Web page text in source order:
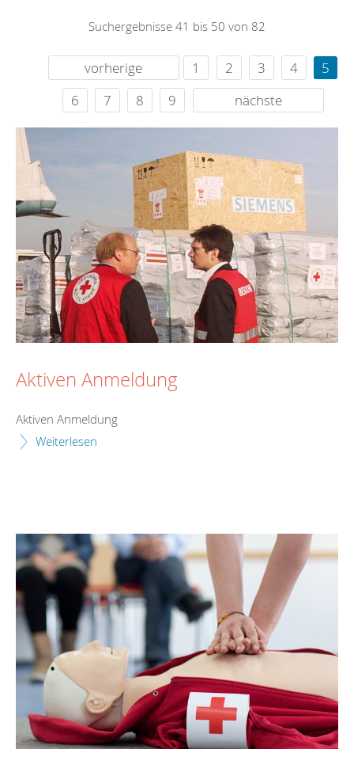
Suchergebnisse 41 bis 50 von 82
vorherige 1 2 3 4
5
6
7 8 9 nächste
Aktiven Anmeldung
Aktiven Anmeldung
Weiterlesen